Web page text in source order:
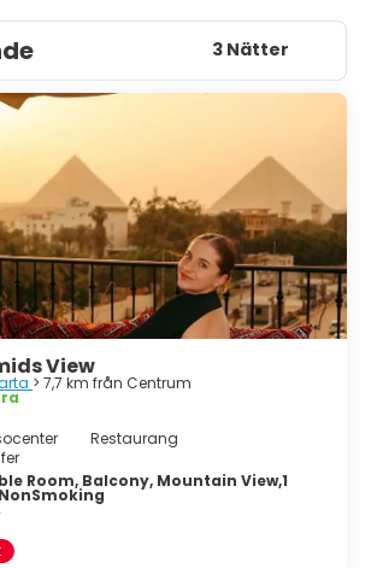
3 Nätter
View
> 7,7 km från Centrum
Restaurang
Room, Balcony, Mountain View,1